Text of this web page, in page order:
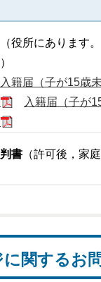
（役所にあります
入籍届（子が15歳
入籍届（子が
書 （許可後，家
関するお